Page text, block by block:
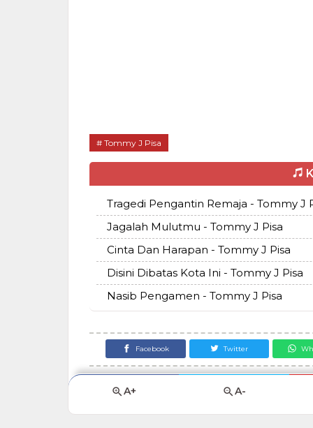
Tommy J Pisa
Tragedi Pengantin Remaja - Tommy J
Jagalah Mulutmu - Tommy J Pisa
Cinta Dan Harapan - Tommy J Pisa
Disini Dibatas Kota Ini - Tommy J Pisa
Nasib Pengamen - Tommy J Pisa
Facebook Twitter
A+ A-